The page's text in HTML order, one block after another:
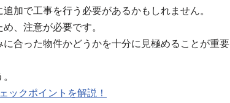
加で工事を行う必要があるかもしれません。
、注意が必要です。
合った物件かどうかを十分に見極めることが重要
ックポイントを解説！